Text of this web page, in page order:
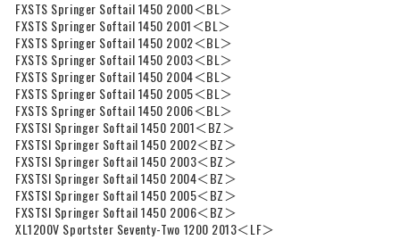
FXSTS Springer Softail 1450 2000＜BL＞
FXSTS Springer Softail 1450 2001＜BL＞
FXSTS Springer Softail 1450 2002＜BL＞
FXSTS Springer Softail 1450 2003＜BL＞
FXSTS Springer Softail 1450 2004＜BL＞
FXSTS Springer Softail 1450 2005＜BL＞
FXSTS Springer Softail 1450 2006＜BL＞
FXSTSI Springer Softail 1450 2001＜BZ＞
FXSTSI Springer Softail 1450 2002＜BZ＞
FXSTSI Springer Softail 1450 2003＜BZ＞
FXSTSI Springer Softail 1450 2004＜BZ＞
FXSTSI Springer Softail 1450 2005＜BZ＞
FXSTSI Springer Softail 1450 2006＜BZ＞
XL1200V Sportster Seventy-Two 1200 2013＜LF＞